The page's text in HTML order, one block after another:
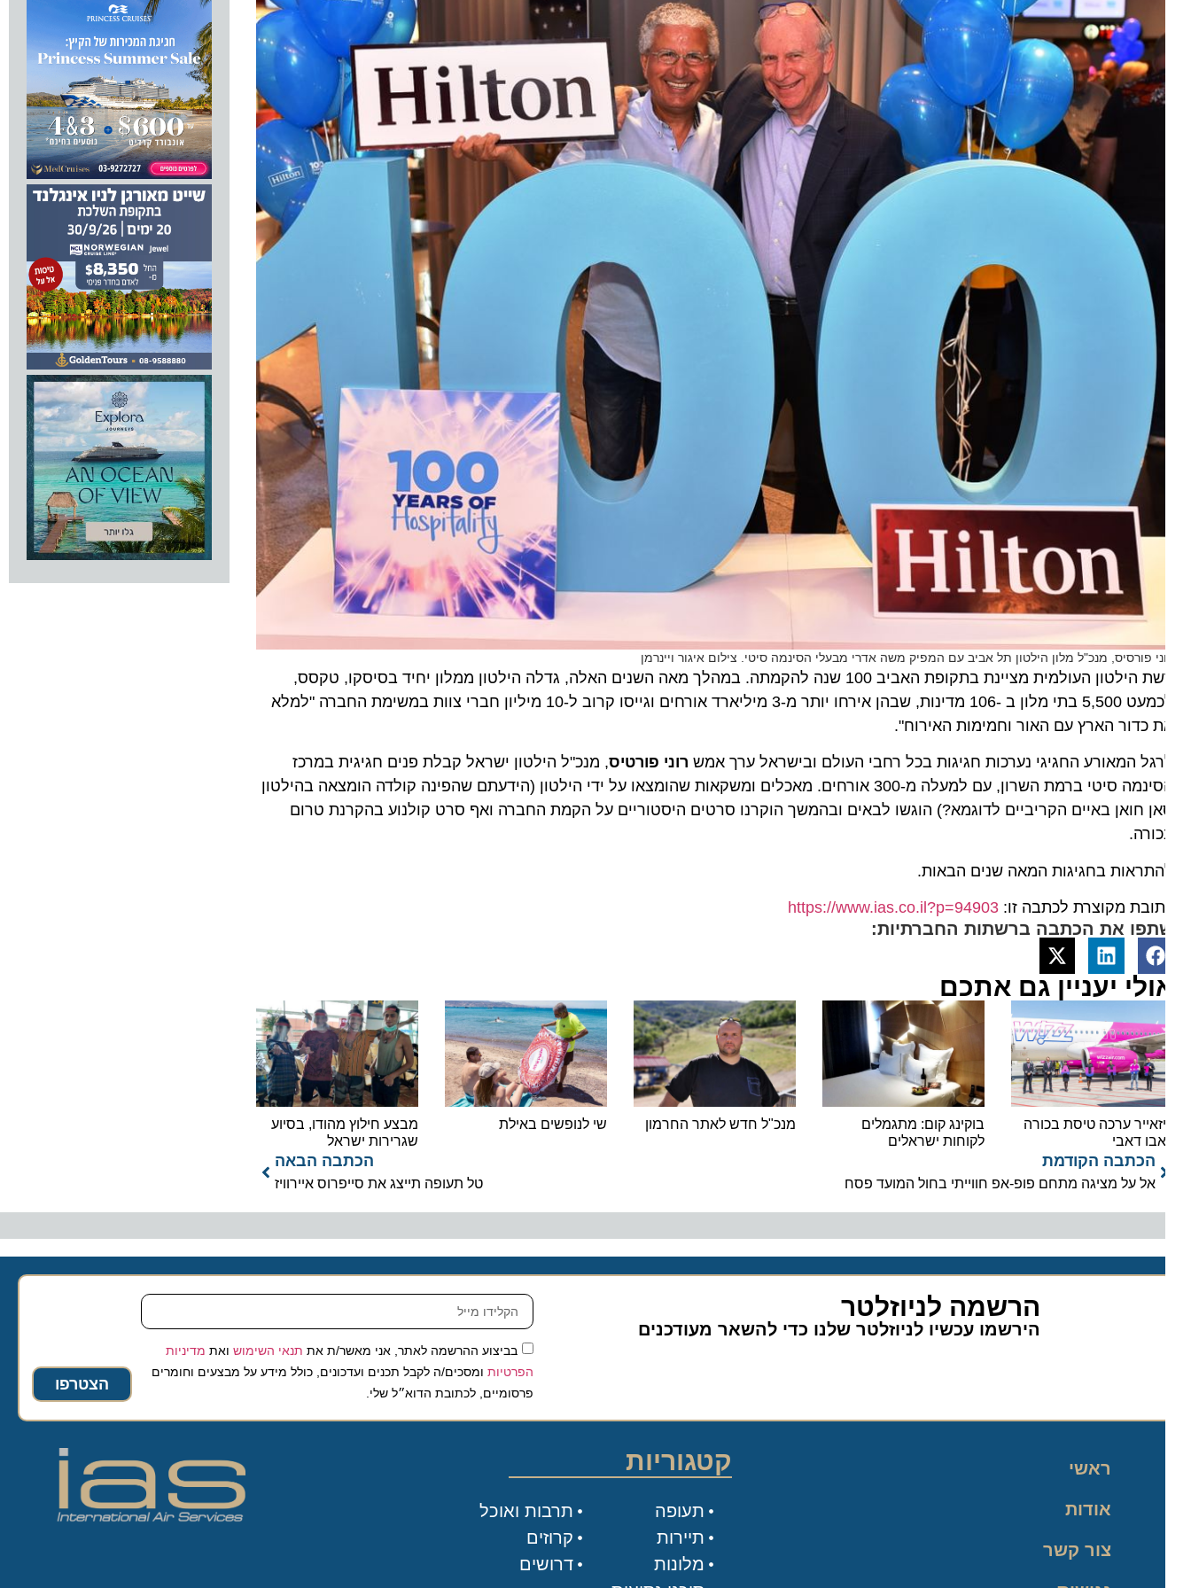
פורסיס, מנכ"ל מלון הילטון תל אביב עם המפיק משה אדרי מבעלי הסינמה סיטי. צילום איגור ויינרמן
רשת הילטון העולמית מציינת בתקופת האביב 100 שנה להקמתה. במהלך מאה השנים האלה, גדלה הילטון ממלון יחיד בסיסקו, טקסס,
לכמעט 5,500 בתי מלון ב -106 מדינות, שבהן אירחו יותר מ-3 מיליארד אורחים וגייסו קרוב ל-10 מיליון חברי צוות במשימת החברה "למלא
כדור הארץ עם האור וחמימות האירוח".
המאורע החגיגי נערכות חגיגות בכל רחבי העולם ובישראל ערך אמשרוני פורטיס, מנכ"ל הילטון ישראל קבלת פנים חגיגית במרכז
הסינמה סיטי ברמת השרון, עם למעלה מ-300 אורחים. מאכלים ומשקאות שהומצאו על ידי הילטון (הידעתם שהפינה קולדה הומצאה בהילטון
חואן באיים הקריביים לדוגמא?) הוגשו לבאים ובהמשך הוקרנו סרטים היסטוריים על הקמת החברה ואף סרט קולנוע בהקרנת טרום
בחגיגות המאה שנים הבאות.
מקוצרת לכתבה זו:https://www.ias.co.il?p=94903
את הכתבה ברשתות החברתיות:
יעניין גם אתכם
ערכה טיסת בכורה
דאבי
בוקינג קום: מתגמלים
לקוחות ישראלים
מנכ"ל חדש לאתר החרמון שי לנופשים באילת
מבצע חילוץ מהודו, בסיוע
שגרירות ישראל
הכתבה הקודמת
אל על מציגה מתחם פופ-אפ חווייתי בחול המועד פסח
הכתבה הבאה
טל תעופה תייצג את סייפרוס איירוויז
הרשמה לניוזלטר
הירשמו עכשיו לניוזלטר שלנו כדי להשאר מעודכנים
בביצוע ההרשמה לאתר, אני מאשר/ת אתתנאי השימושואת מדיניות
הפרטיותומסכים/ה לקבל תכנים ועדכונים, כולל מידע על מבצעים וחומרים
פרסומיים, לכתובת הדוא״ל שלי.
הצטרפו
ראשי
אודות
צור קשר
קטגוריות
תעופה
תיירות
מלונות
תרבות ואוכל
קרוזים
דרושים